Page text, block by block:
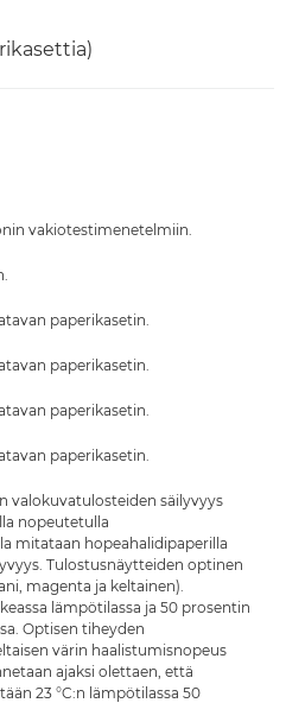
vakiotestimenetelmiin.
paperikasetin.
paperikasetin.
paperikasetin.
paperikasetin.
valokuvatulosteiden säilyvyys
nopeutetulla
mitataan hopeahalidipaperilla
Tulostusnäytteiden optinen
magenta ja keltainen).
lämpötilassa ja 50 prosentin
Optisen tiheyden
värin haalistumisnopeus
ajaksi olettaen, että
23 °C:n lämpötilassa 50